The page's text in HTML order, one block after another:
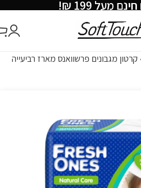
מעל 199 ₪!
קרטון מגבונים פרשוואנס מארז רביעייה